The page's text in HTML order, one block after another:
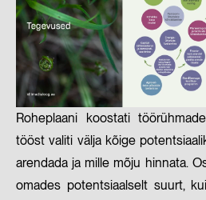
Roheplaani koostati
tööst valiti välja kõige
arendada ja mille mõju hinnata.
omades potentsiaalselt suurt,